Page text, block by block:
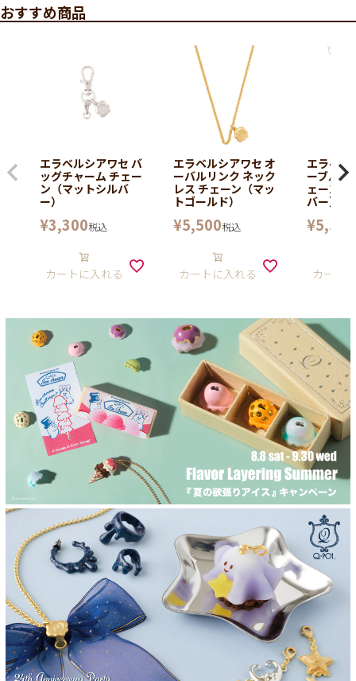
おすすめ商品
エラベルシアワセ バ
ッグチャーム チェー
ン（マットシルバ
ー）
¥3,300税込
カートに入れる
エラベルシアワセ オ
ーバルリンク ネック
レス チェーン（マッ
トゴールド）
¥5,500税込
カートに入れる
エラベル
ーブル
ェーン（
バー）
¥5,500
カート